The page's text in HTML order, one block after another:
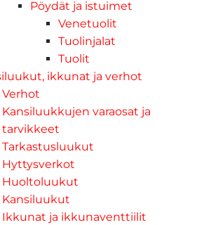
Pöydät ja istuimet
Venetuolit
Tuolinjalat
Tuolit
ikkunat ja verhot
Verhot
Kansiluukkujen varaosat ja
tarvikkeet
Tarkastusluukut
Hyttysverkot
Huoltoluukut
Kansiluukut
Ikkunat ja ikkunaventtiilit